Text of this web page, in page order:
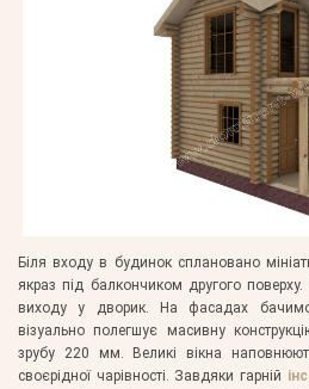
Біля входу в будинок сплановано
якраз під балкончиком другого
виходу у дворик. На фасадах бачимо
візуально полегшує масивну
зрубу 220 мм. Великі вікна
своєрідної чарівності. Завдяки гарній